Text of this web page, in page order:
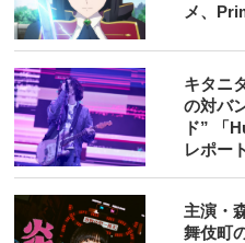
メ、
キタニ
の対バ
ド” 「
レポー
主演・
舞伎町